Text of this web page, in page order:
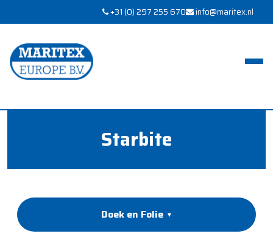
+31 (0) 297 255 670 info@maritex.nl
Starbite
Doek en Folie